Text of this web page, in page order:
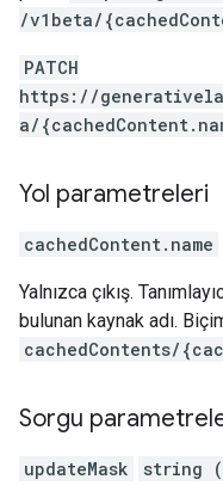
/v1beta/
PATCH
https://
a/
Yol parametreleri
cachedContent.name
Yalnızca çıkış.
bulunan kaynak adı.
cachedContents/
Sorgu
updateMask string (